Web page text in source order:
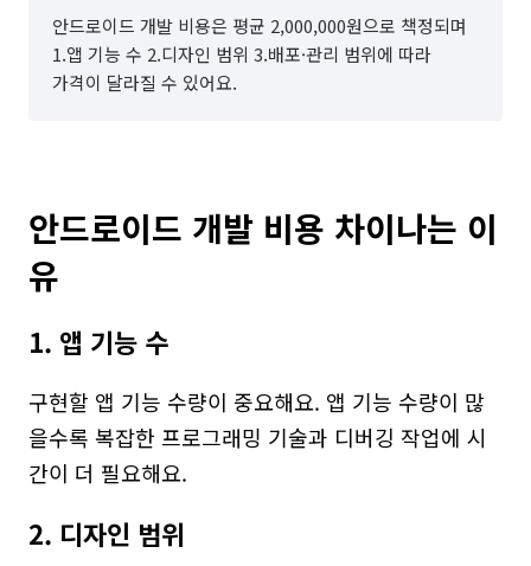
안드로이드 개발 비용은 평균 2,000,000원으로 책정되며
1.앱 기능 수 2.디자인 범위 3.배포·관리 범위에 따라
가격이 달라질 수 있어요.
안드로이드 개발 비용 차이나는 이
유
1. 앱 기능 수
구현할 앱 기능 수량이 중요해요. 앱 기능 수량이 많
을수록 복잡한 프로그래밍 기술과 디버깅 작업에 시
간이 더 필요해요.
2. 디자인 범위